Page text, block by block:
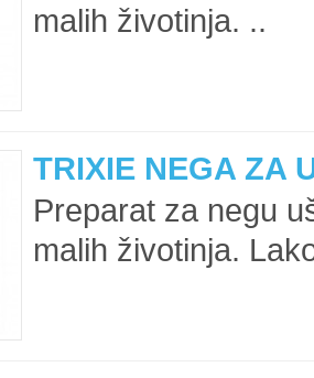
malih životinja. ..
TRIXIE NEGA ZA
Preparat za negu
malih životinja.